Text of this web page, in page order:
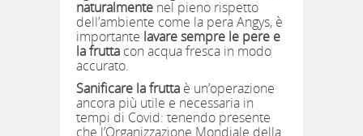
naturalmente nel pieno rispetto
dell’ambiente come la pera Angys, è
importante lavare sempre le pere e
la frutta con acqua fresca in modo
accurato.
Sanificare la frutta è un’operazione
ancora più utile e necessaria in
tempi di Covid: tenendo presente
che l’Organizzazione Mondiale della